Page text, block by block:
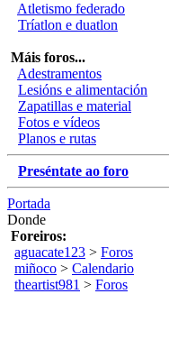
Atletismo federado
Tríatlon e duatlon
Máis foros...
Adestramentos
Lesións e alimentación
Zapatillas e material
Fotos e vídeos
Planos e rutas
Preséntate ao foro
Portada
Donde
Foreiros:
aguacate123 > Foros
miñoco > Calendario
theartist981 > Foros